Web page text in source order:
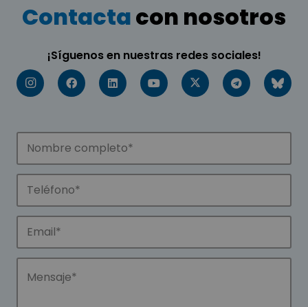
Contactacon nosotros
¡Síguenos en nuestras redes sociales!